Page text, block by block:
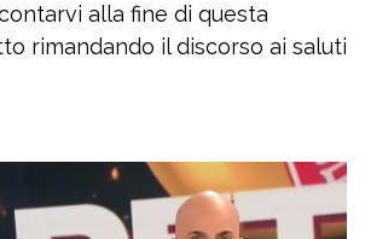
alla fine di questa
rimandando il discorso ai saluti